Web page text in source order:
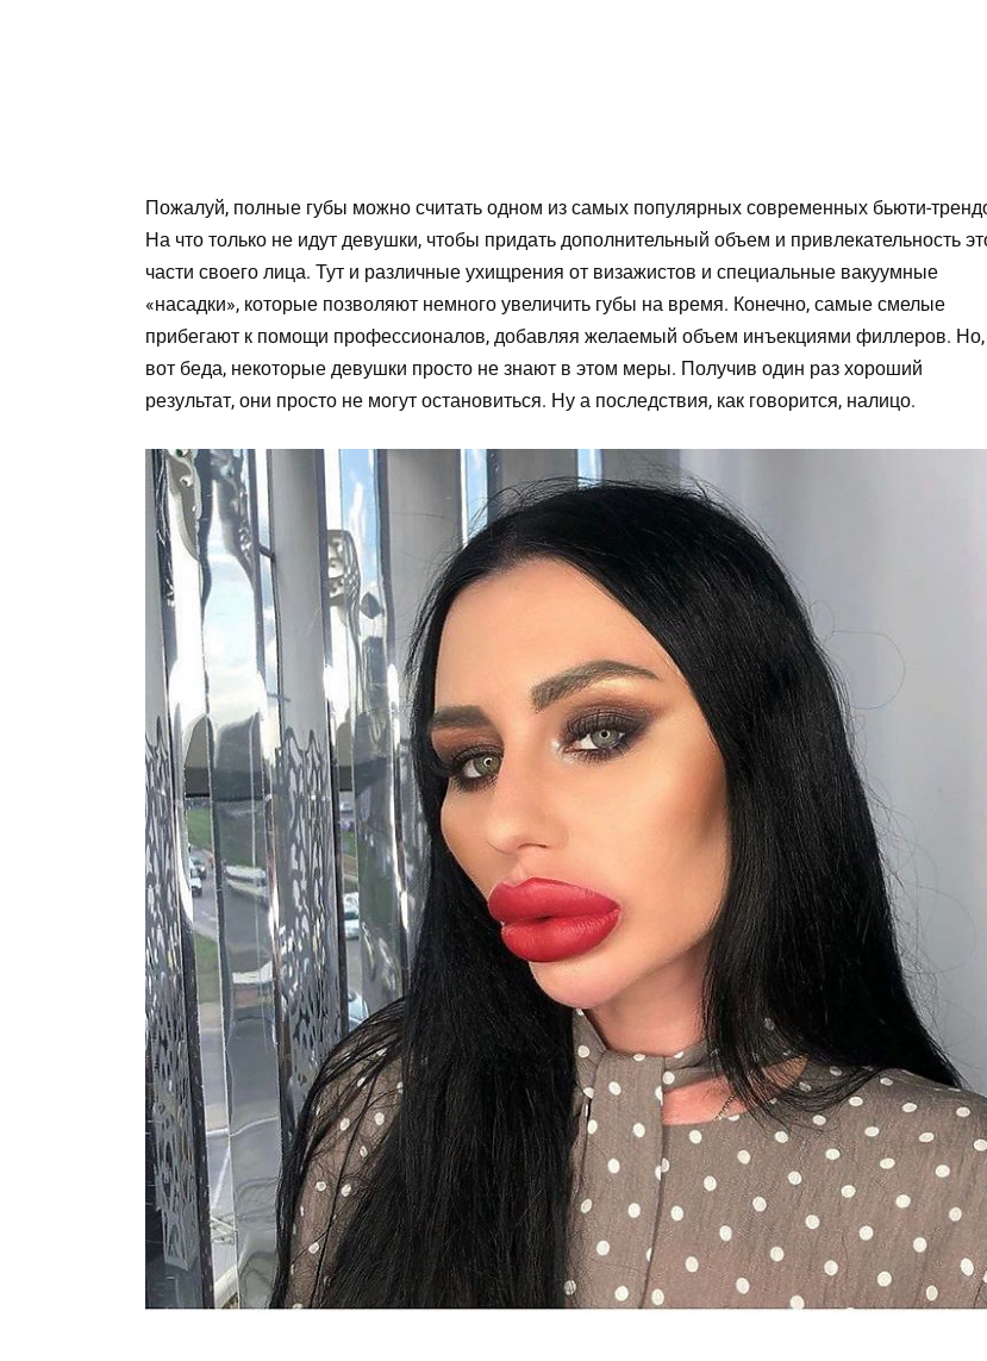
Пожалуй, полные губы можно считать одном из самых популярных современных бьюти-
На что только не идут девушки, чтобы придать дополнительный объем и привлекательность
части своего лица. Тут и различные ухищрения от визажистов и специальные вакуумные
«насадки», которые позволяют немного увеличить губы на время. Конечно, самые смелые
прибегают к помощи профессионалов, добавляя желаемый объем инъекциями филлеров. Но,
вот беда, некоторые девушки просто не знают в этом меры. Получив один раз хороший
результат, они просто не могут остановиться. Ну а последствия, как говорится, налицо.